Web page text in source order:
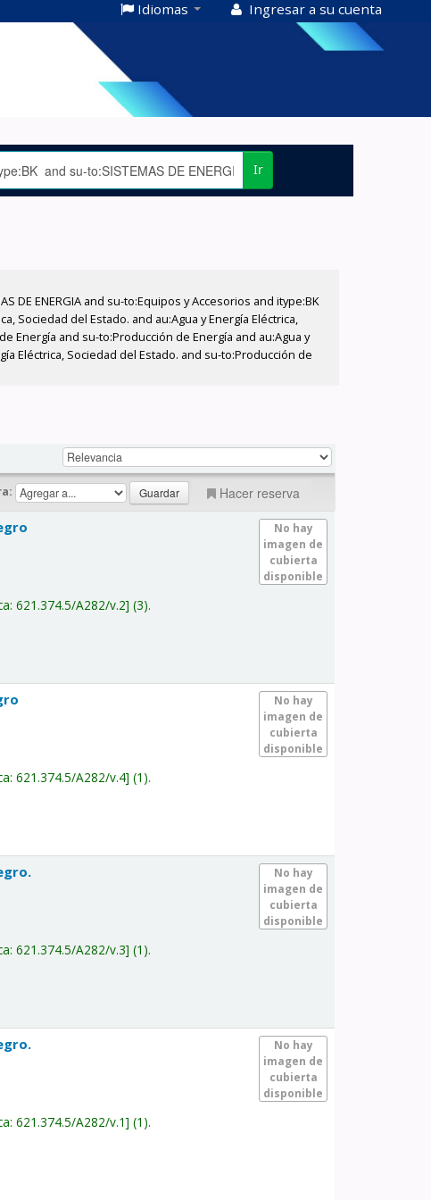
Idiomas Ingresar a su cuenta
Ir
DE ENERGIA and su-to:Equipos y Accesorios and itype:BK
Sociedad del Estado. and au:Agua y Energía Eléctrica,
Energía and su-to:Producción de Energía and au:Agua y
Eléctrica, Sociedad del Estado. and su-to:Producción de
Hacer reserva
No hay
imagen de
cubierta
disponible
621.374.5/A282/v.2 (3).
No hay
imagen de
cubierta
disponible
621.374.5/A282/v.4 (1).
No hay
imagen de
cubierta
disponible
621.374.5/A282/v.3 (1).
No hay
imagen de
cubierta
disponible
621.374.5/A282/v.1 (1).